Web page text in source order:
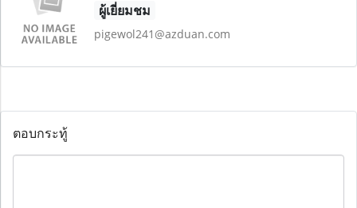
ผู้เยี่ยมชม
pigewol241@azduan.com
ตอบกระทู้